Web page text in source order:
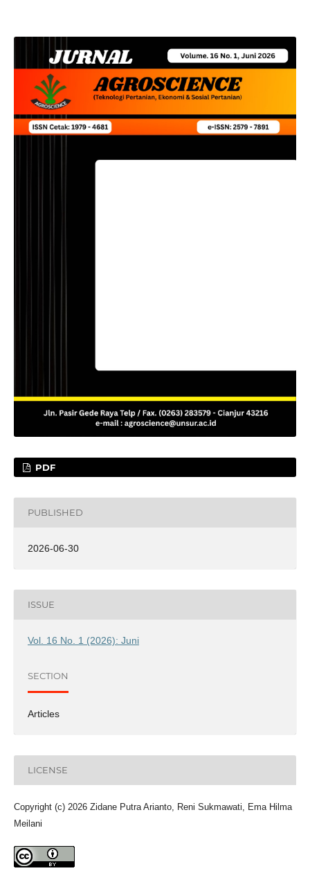
PDF
PUBLISHED
2026-06-30
ISSUE
Vol. 16 No. 1 (2026): Juni
SECTION
Articles
LICENSE
Copyright (c) 2026 Zidane Putra Arianto, Reni Sukmawati, Ema Hilma
Meilani